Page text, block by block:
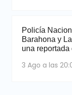
Policía
Barahona y
una
3 Ago a las